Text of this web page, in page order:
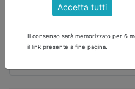
Accetta tutti
Il consenso sarà memorizzato per 6
il link presente a fine pagina.